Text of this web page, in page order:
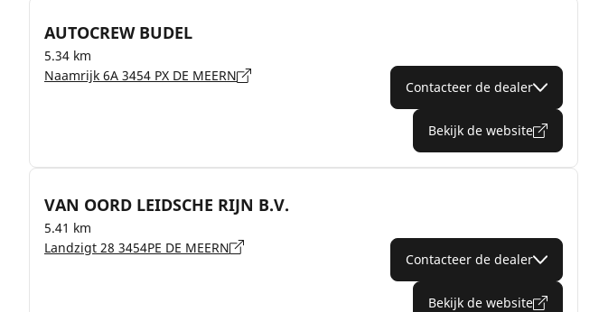
AUTOCREW BUDEL
5.34 km
Naamrijk 6A 3454 PX DE MEERN
Contacteer de dealer
Bekijk de website
VAN OORD LEIDSCHE RIJN B.V.
5.41 km
Landzigt 28 3454PE DE MEERN
Contacteer de dealer
Bekijk de website